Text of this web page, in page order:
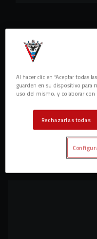
Al hacer clic en “Aceptar todas
guarden en su dispositivo para
uso del mismo, y colaborar
Rechazarlas todas